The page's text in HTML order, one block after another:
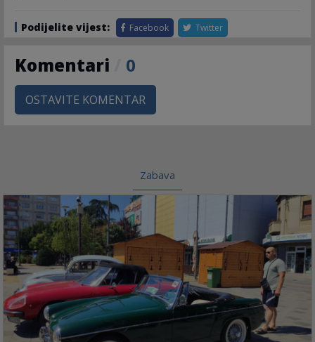
Podijelite vijest: Facebook Twitter
Komentari 0
OSTAVITE KOMENTAR
Zabava